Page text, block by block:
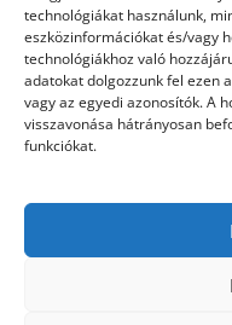
technológiákat használunk,
eszközinformációkat és/vagy
technológiákhoz való
adatokat dolgozzunk fel ezen
vagy az egyedi azonosítók. A
visszavonása hátrányosan
funkciókat.
Művészetek és
Múzeumok
Szolgáltatás
Szórakozás
Webáruház